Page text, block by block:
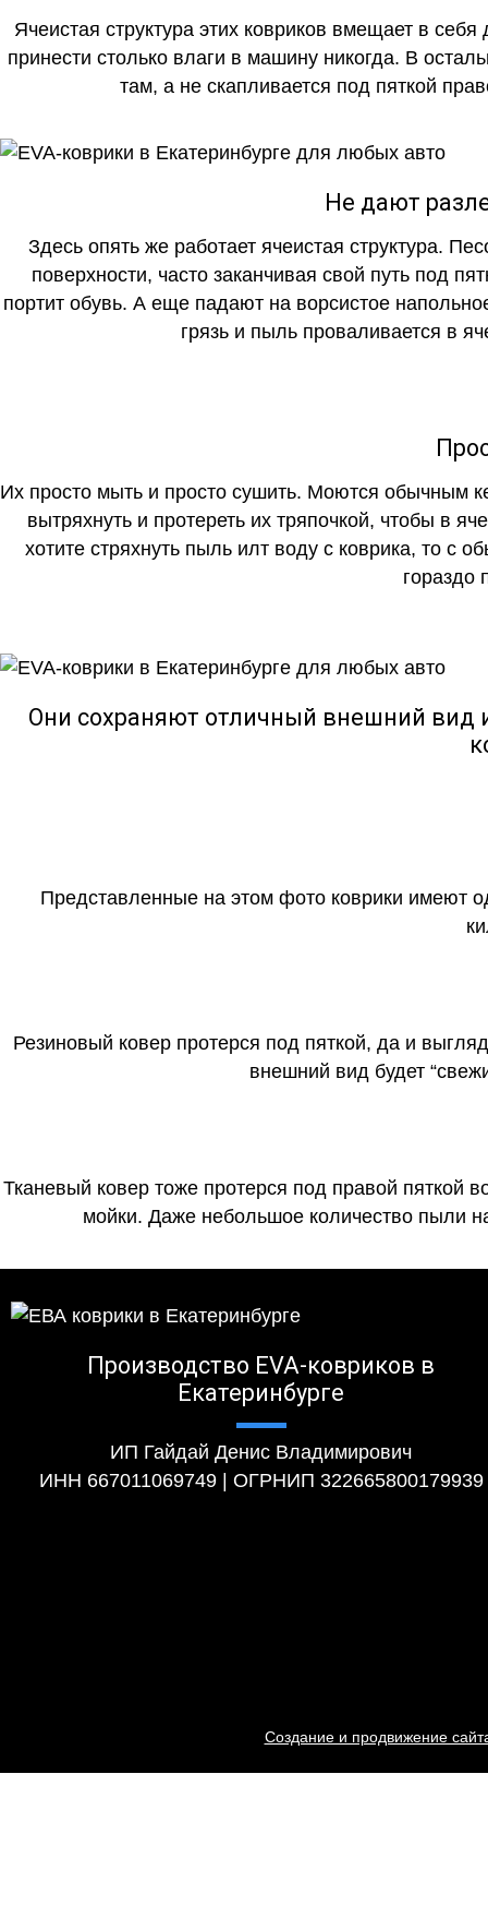
Ячеистая структура этих ковриков вмещает в
принести столько влаги в машину никогда. В
там, а не скапливается под пяткой
Не дают
Здесь опять же работает ячеистая структура.
поверхности, часто заканчивая свой путь под
портит обувь. А еще падают на ворсистое
грязь и пыль проваливается в
Их просто мыть и просто сушить. Моются обычным
вытряхнуть и протереть их тряпочкой, чтобы в
хотите стряхнуть пыль илт воду с коврика, то с
гораздо
Они сохраняют отличный внешний вид
Представленные на этом фото коврики имеют
Резиновый ковер протерся под пяткой, да и
внешний вид будет
Тканевый ковер тоже протерся под правой пяткой
мойки. Даже небольшое количество пыли
Производство EVA-ковриков в
Екатеринбурге
ИП Гайдай Денис Владимирович
ИНН 667011069749 | ОГРНИП 322665800179939
Создание и продвижение